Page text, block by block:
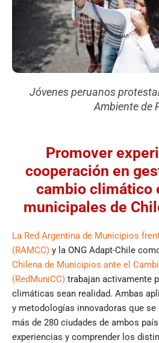
Jóvenes peruanos
Ambiente de
Promover
cooperación en
cambio climático
municipales de
La Red Argentina de Municipios
(RAMCC) y la ONG Adapt-Chile
Chilena de Municipios ante el
(RedMuniCC) trabajan activamente
climáticas sean realidad. Ambas
y metodologías innovadoras que
más de 280 ciudades de ambos
experiencias y comprender los